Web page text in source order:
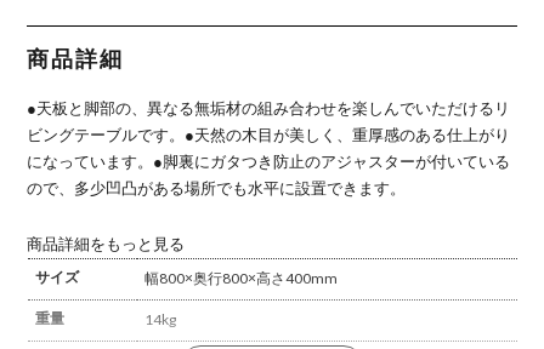
ローテーブ
ル 机 リビ
ング おしゃ
モダン ナチ
ュラル 北欧
商品詳細
●天板と脚部の、異なる無垢材の組み合わせを楽しんでいただけるリ
ビングテーブルです。 ●天然の木目が美しく、重厚感のある仕上がり
になっています。 ●脚裏にガタつき防止のアジャスターが付いている
ので、多少凹凸がある場所でも水平に設置できます。
商品詳細をもっと見る
サイズ
幅800×奥行800×高さ400mm
重量 14kg